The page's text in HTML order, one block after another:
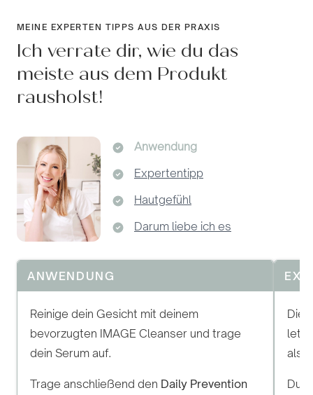
MEINE EXPERTEN TIPPS AUS DER PRAXIS
Ich verrate dir, wie du das
meiste aus dem Produkt
rausholst!
Anwendung
Expertentipp
Hautgefühl
Darum liebe ich es
ANWENDUNG
Reinige dein Gesicht mit deinem
bevorzugten IMAGE Cleanser und trage
dein Serum auf.
Trage anschließend den Daily Prevention
als